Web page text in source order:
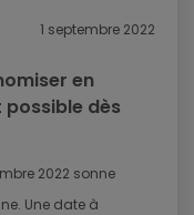
1 septembre 2022
en
possible dès
2022 sonne
Une date à